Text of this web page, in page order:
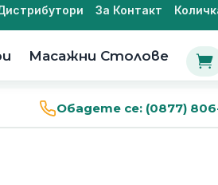
За Контакт
Масажни Столове 
Обадете се: (0877)